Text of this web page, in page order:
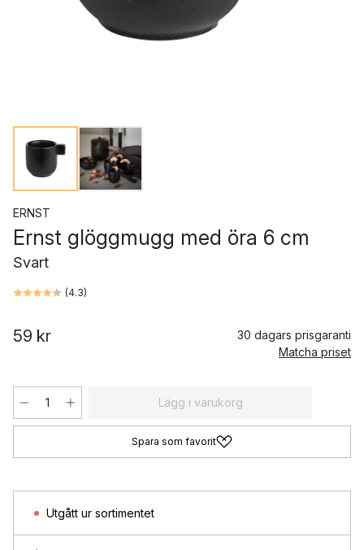
ERNST
Ernst glöggmugg med öra 6 cm
Svart
(4.3)
59 kr
30 dagars prisgaranti
Matcha priset
Lägg i varukorg
Spara som favorit
Utgått ur sortimentet